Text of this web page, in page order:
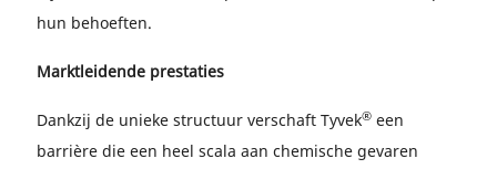
hun behoeften.
Marktleidende prestaties
Dankzij de unieke structuur verschaft Tyvek® een
barrière die een heel scala aan chemische gevaren